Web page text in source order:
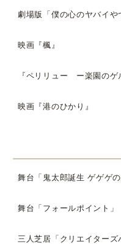
劇場版「僕の心のヤバイや
映画『楓』
『ペリリュー ー楽園のゲ
映画『港のひかり』
舞台「鬼太郎誕生 ゲゲゲの
舞台「フォールポイント」
三人芝居「クリエイターズ